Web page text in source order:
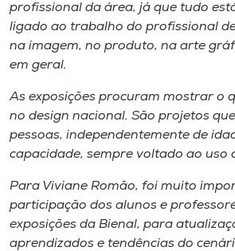
profissional da área, já que tudo
ligado ao trabalho do profissional
na imagem, no produto, na arte
em geral.
As exposições procuram mostrar o
no design nacional. São projetos
pessoas, independentemente de
capacidade, sempre voltado ao uso
Para Viviane Romão, foi muito
participação dos alunos e
exposições da Bienal, para
aprendizados e tendências do